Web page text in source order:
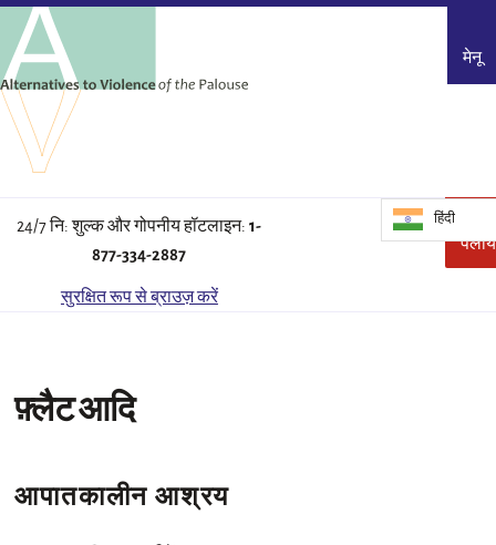
24/7 नि: शुल्क और गोपनीय हॉटलाइन:1-
877-334-2887
सुरक्षित रूप से ब्राउज़ करें
हिंदी
मेनू
फ़्लैट आदि
आपातकालीन आश्रय